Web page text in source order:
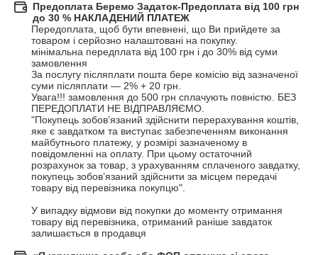
Предоплата Беремо Задаток-Предоплата від 100 грн
до 30 % НАКЛАДЕНИЙ ПЛАТЕЖ
Передоплата, щоб бути впевнені, що Ви прийдете за
товаром і серйозно налаштовані на покупку.
мінімальна передплата від 100 грн і до 30% від суми
замовлення
За послугу післяплати пошта бере комісію від зазначеної
суми післяплати — 2% + 20 грн.
Увага!!! замовлення до 500 грн сплачують повністю. БЕЗ
ПЕРЕДОПЛАТИ НЕ ВІДПРАВЛЯЄМО.
"Покупець зобов’язаний здійснити перерахування коштів,
яке є завдатком та виступає забезпеченням виконання
майбутнього платежу, у розмірі зазначеному в
повідомленні на оплату. При цьому остаточний
розрахунок за товар, з урахуванням сплаченого завдатку,
покупець зобов’язаний здійснити за місцем передачі
товару від перевізника покупцю".
У випадку відмови від покупки до моменту отримання
товару від перевізника, отриманий раніше завдаток
залишається в продавця